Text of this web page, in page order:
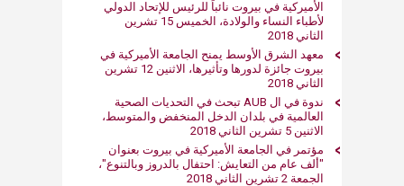
الأميركية في بيروت نائباً للرئيس للإتحاد الدولي
لأطباء النساء والولادة، الخميس 15 تشرين
الثاني 2018​
معهد الشرق الأوسط يمنح الجامعة الأميركية في
بيروت جائزة لدورها وتأثيرها​​، الاثنين 12 تشرين
الثاني 2018​
ندوة في ال AUB تبحث في التحديات الصحية
العالمية في بلدان الدخل المنخفض والمتوسط،
الاثنين 5 تشرين الثاني 2018
مؤتمر في الجامعة الأميركية في بيروت بعنوان
"ألف عام من التعا​يش: احتفال بالدروز وبالتنوع"،
الجمع​ة 2 تشرين الثاني 2018​​